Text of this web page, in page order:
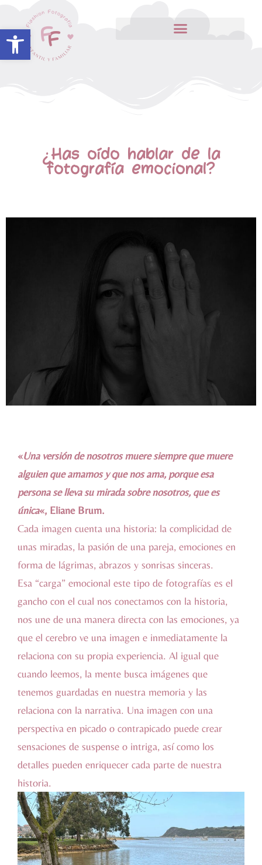
Abrir barra de herramientas
¿Has oído hablar de la
fotografía emocional?
«Una versión de nosotros muere siempre que muere
alguien que amamos y que nos ama, porque esa
persona se lleva su mirada sobre nosotros, que es
única«, Eliane Brum.
Cada imagen cuenta una historia: la complicidad de
unas miradas, la pasión de una pareja, emociones en
forma de lágrimas, abrazos y sonrisas sinceras.
Esa “carga” emocional este tipo de fotografías es el
gancho con el cual nos conectamos con la historia,
nos une de una manera directa con las emociones, ya
que el cerebro ve una imagen e inmediatamente la
relaciona con su propia experiencia. Al igual que
cuando leemos, la mente busca imágenes que
tenemos guardadas en nuestra memoria y las
relaciona con la narrativa. Una imagen con una
perspectiva en picado o contrapicado puede crear
sensaciones de suspense o intriga, así como los
detalles pueden enriquecer cada parte de nuestra
historia.